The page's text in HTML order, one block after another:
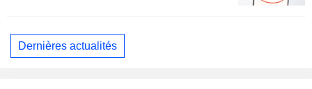
Dernières actualités